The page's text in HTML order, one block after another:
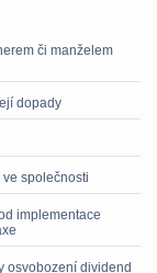
či manželem
dopady
společnosti
implementace
osvobození dividend